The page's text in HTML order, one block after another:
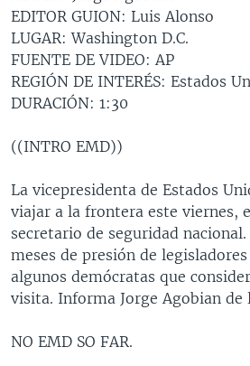
VENEZUELA
BRASIL
NICARAGUA
ECONOMÍA
ENTRETENIMIENTO Y CULTURA
TECNOLOGÍA
DEPORTES
CIENCIA Y SALUD
MULTIMEDIA
VIDEOS
FOTOGRAFÍA
AUDIOS
PROGRAMAS TV
EL MUNDO AL DÍA
FORO INTERAMERICANO
VISIÓN 360
PANORAMA
RADIO
AVANCE INFORMATIVO
AUDIONOTICIAS
ESTADOS UNIDOS AL DÍA
EL MUNDO AL DÍA [RADIO]
FORO [RADIO]
DEPORTIVO INTERNACIONAL
NOTA ECONÓMICA
DIRECT
DOCUMENTALES DE LA VOA
Learning English
SÍGANOS
EDITOR GUION: Luis Alonso
LUGAR: Washington D.C.
FUENTE DE VIDEO: AP
REGIÓN DE INTERÉS: Estados
DURACIÓN: 1:30
((INTRO EMD))
La vicepresidenta de Estados
viajar a la frontera este viernes,
secretario de seguridad
meses de presión de
algunos demócratas que
visita. Informa Jorge Agobian de
NO EMD SO FAR.